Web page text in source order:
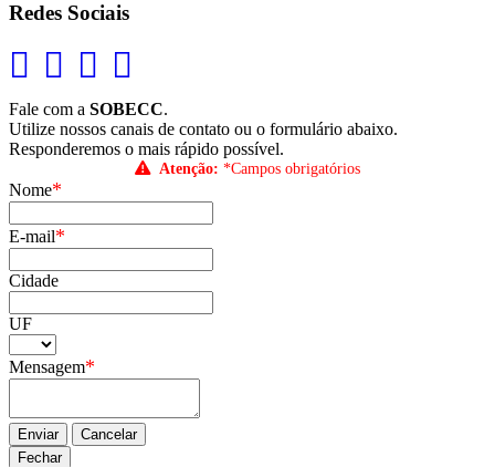
Redes Sociais
Fale com a SOBECC.
Utilize nossos canais de contato ou o formulário abaixo.
Responderemos o mais rápido possível.
Atenção: *Campos obrigatórios
Nome*
E-mail*
Cidade
UF
Mensagem*
Enviar
Cancelar
Fechar